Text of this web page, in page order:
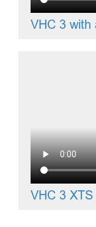
VHC 3 with
VHC 3